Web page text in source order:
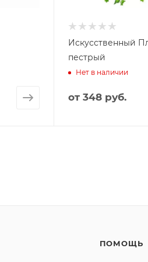
Искусственный
пестрый
Нет в наличии
от 348 руб.
ПОМОЩЬ